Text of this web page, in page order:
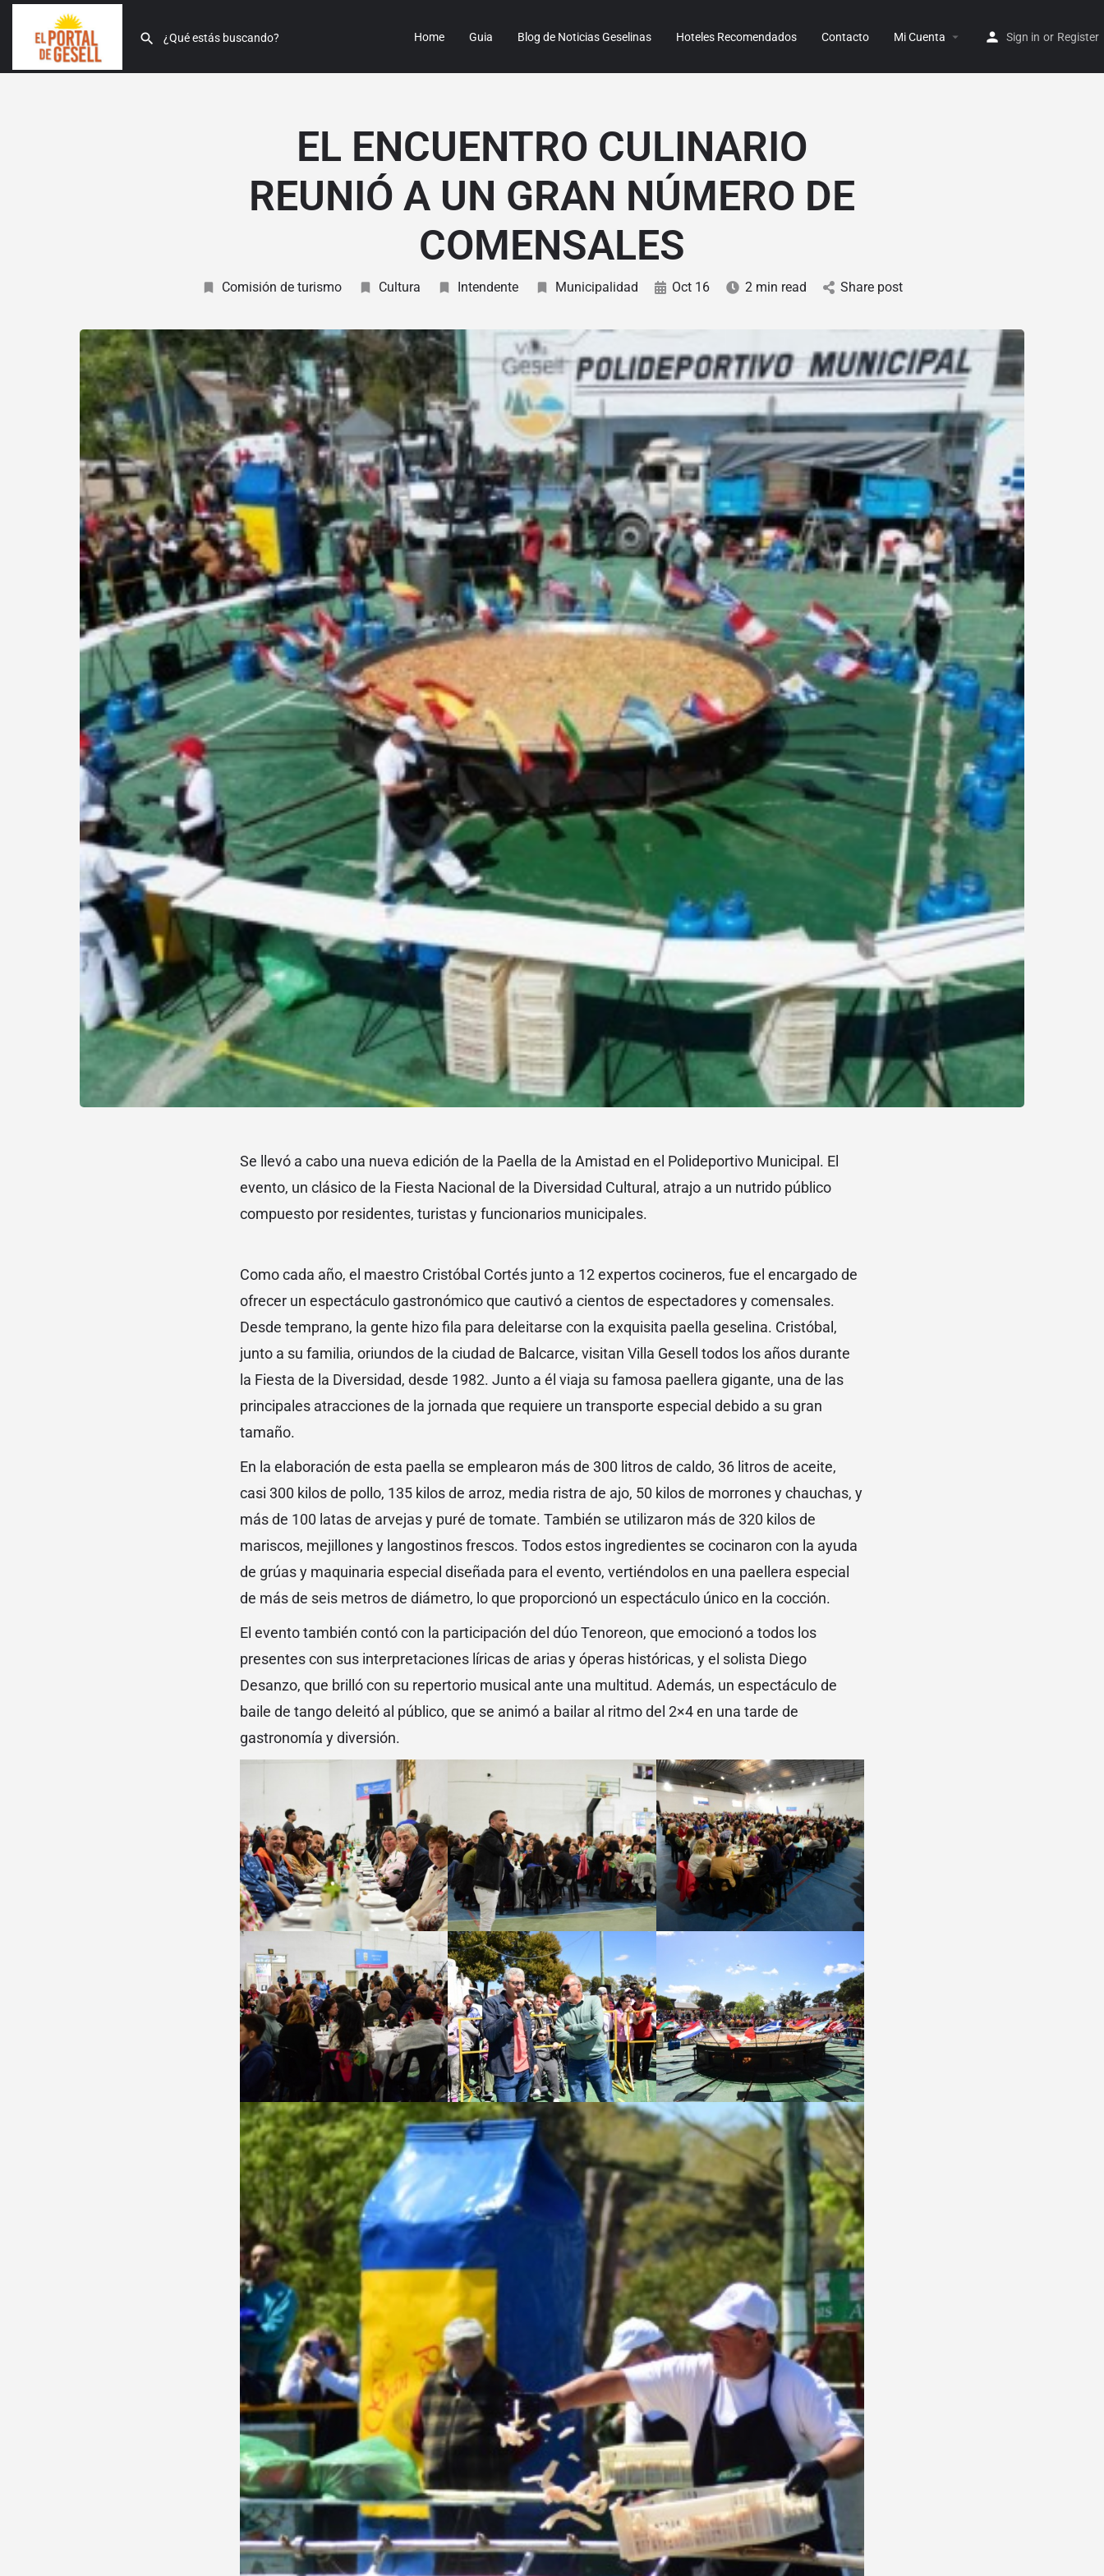
Home Guia Blog de Noticias Geselinas Hoteles Recomendados Contacto Mi Cuenta Sign in or Register
EL ENCUENTRO CULINARIO
REUNIÓ A UN GRAN NÚMERO DE
COMENSALES
Comisión de turismo Cultura Intendente Municipalidad Oct 16 2 min read Share post
Se llevó a cabo una nueva edición de la Paella de la Amistad en el Polideportivo Municipal. El
evento, un clásico de la Fiesta Nacional de la Diversidad Cultural, atrajo a un nutrido público
compuesto por residentes, turistas y funcionarios municipales.
Como cada año, el maestro Cristóbal Cortés junto a 12 expertos cocineros, fue el encargado de
ofrecer un espectáculo gastronómico que cautivó a cientos de espectadores y comensales.
Desde temprano, la gente hizo fila para deleitarse con la exquisita paella geselina. Cristóbal,
junto a su familia, oriundos de la ciudad de Balcarce, visitan Villa Gesell todos los años durante
la Fiesta de la Diversidad, desde 1982. Junto a él viaja su famosa paellera gigante, una de las
principales atracciones de la jornada que requiere un transporte especial debido a su gran
tamaño.
En la elaboración de esta paella se emplearon más de 300 litros de caldo, 36 litros de aceite,
casi 300 kilos de pollo, 135 kilos de arroz, media ristra de ajo, 50 kilos de morrones y chauchas, y
más de 100 latas de arvejas y puré de tomate. También se utilizaron más de 320 kilos de
mariscos, mejillones y langostinos frescos. Todos estos ingredientes se cocinaron con la ayuda
de grúas y maquinaria especial diseñada para el evento, vertiéndolos en una paellera especial
de más de seis metros de diámetro, lo que proporcionó un espectáculo único en la cocción.
El evento también contó con la participación del dúo Tenoreon, que emocionó a todos los
presentes con sus interpretaciones líricas de arias y óperas históricas, y el solista Diego
Desanzo, que brilló con su repertorio musical ante una multitud. Además, un espectáculo de
baile de tango deleitó al público, que se animó a bailar al ritmo del 2×4 en una tarde de
gastronomía y diversión.